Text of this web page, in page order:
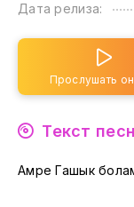
Дата релиза:
Прослушать
Текст
Амре Гашык